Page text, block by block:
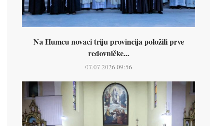
Na Humcu novaci triju provincija položili prve
redovničke...
07.07.2026 09:56